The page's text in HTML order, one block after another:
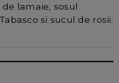
lamaie, sosul
si sucul de rosii.